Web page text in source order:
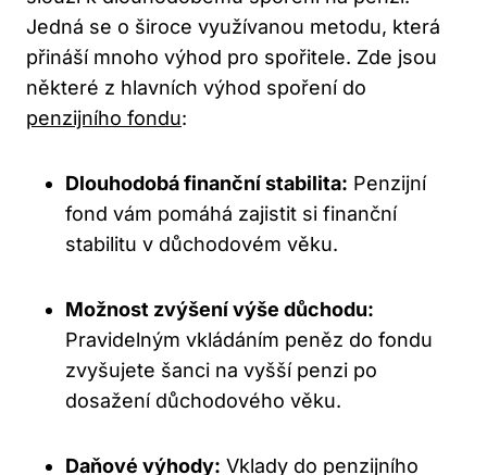
Jedná se o široce ⁣využívanou metodu, která
přináší mnoho‍ výhod ‍pro spořitele. Zde jsou
některé z hlavních výhod ⁣spoření do⁤
penzijního‌ fondu:
Dlouhodobá finanční stabilita: Penzijní
fond vám​ pomáhá ‌zajistit si finanční
stabilitu v ⁤důchodovém⁣ věku.
Možnost zvýšení⁣ výše důchodu:
Pravidelným vkládáním peněz do fondu
zvyšujete šanci‍ na vyšší ⁢penzi po
dosažení důchodového věku.
Daňové výhody: Vklady do penzijního